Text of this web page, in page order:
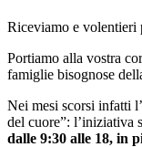
Riceviamo e volentieri
Portiamo alla vostra
famiglie bisognose
Nei mesi scorsi infatti
del cuore”: l’iniziativa
dalle 9:30 alle 18, in